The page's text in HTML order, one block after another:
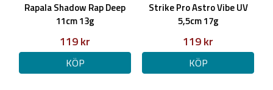
Rapala Shadow Rap Deep
11cm 13g
119 kr
KÖP
Strike Pro Astro Vibe UV
5,5cm 17g
119 kr
KÖP